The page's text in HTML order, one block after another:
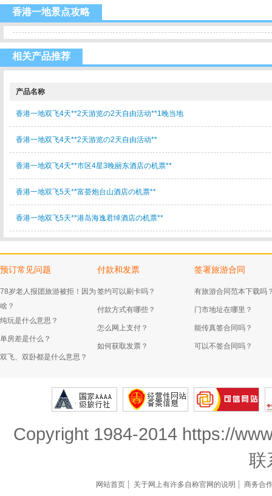
香港一地景点攻略
相关产品推荐
产品名称
香港一地双飞4天**2天游览の2天自由活动**1晚当地
香港一地双飞4天**2天游览の2天自由活动**
香港一地双飞4天**市区4星3晚丽东酒店の机票**
香港一地双飞5天**富荟炮台山酒店の机票**
香港一地双飞5天**港岛海逸君绰酒店の机票**
预订常见问题
78岁老人报团旅游被拒！因为
啥？
纯玩是什么意思？
单房差是什么？
双飞、双卧都是什么意思？
付款和发票
签约可以刷卡吗？
付款方式有哪些？
怎么网上支付？
如何获取发票？
签署旅游合同
有旅游合同范本下载吗
门市地址在哪里？
能传真签合同吗？
可以不签合同吗？
Copyright 1984-2014 https://
联
网站首页 关于网上有许多自称官网的说明 商务合